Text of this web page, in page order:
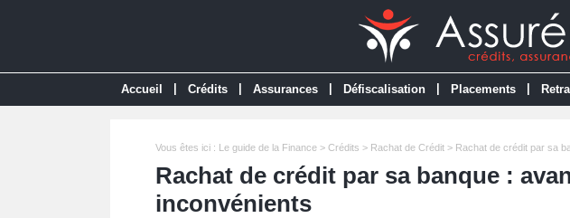
Accueil Crédits Assurances Défiscalisation Placements
Vous êtes ici : Le guide de la Finance > Crédits > Rachat de Crédit > Rachat de crédit par sa
Rachat de crédit par sa banque :
inconvénients